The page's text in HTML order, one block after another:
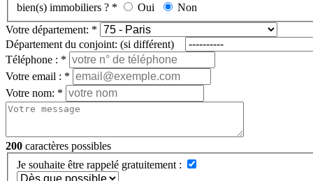
bien(s) immobiliers ? * Oui
Non
Votre département: *
Département du conjoint: (si différent)
Téléphone : *
Votre email : *
Votre nom: *
200 caractères possibles
Je souhaite être rappelé gratuitement :